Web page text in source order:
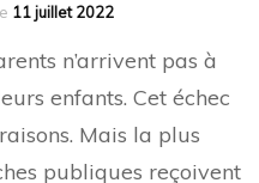
11 juillet 2022
n’arrivent pas à
enfants. Cet échec
Mais la plus
publiques reçoivent